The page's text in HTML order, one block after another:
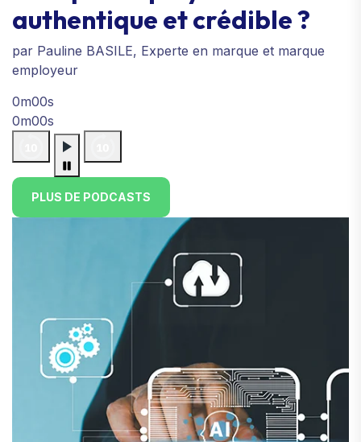
authentique et crédible ?
par Pauline BASILE, Experte en marque et marque
employeur
0m00s
0m00s
PLUS DE PODCASTS